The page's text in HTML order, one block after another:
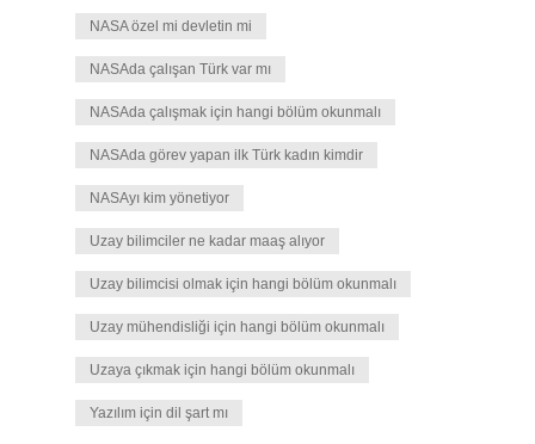
NASA özel mi devletin mi
NASAda çalışan Türk var mı
NASAda çalışmak için hangi bölüm okunmalı
NASAda görev yapan ilk Türk kadın kimdir
NASAyı kim yönetiyor
Uzay bilimciler ne kadar maaş alıyor
Uzay bilimcisi olmak için hangi bölüm okunmalı
Uzay mühendisliği için hangi bölüm okunmalı
Uzaya çıkmak için hangi bölüm okunmalı
Yazılım için dil şart mı